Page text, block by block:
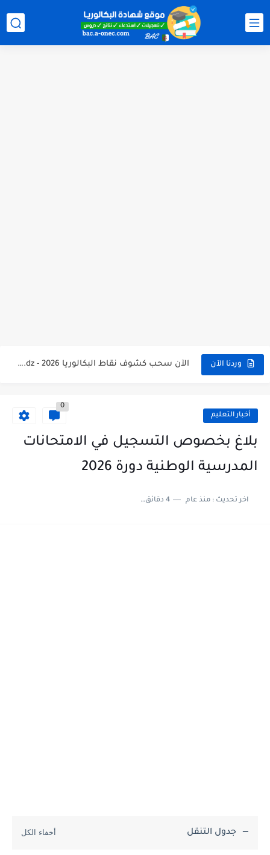
وردنا الآن الآن كشف نقاط المترشح الراسب في بكالوريا 2026 Relevé de...
استخراج كشف نقاط شهادة البكالوريا 2026 bac.onec.dz relevè أخبار التعليم
0
بلاغ بخصوص التسجيل في الامتحانات
المدرسية الوطنية دورة 2026
اخر تحديث :منذ عام 4 دقائق للقراءة
جدول التنقل